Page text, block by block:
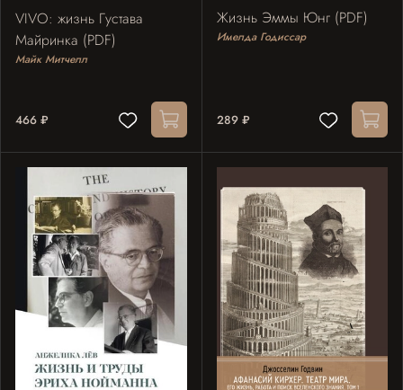
VIVO: жизнь Густава
Майринка (PDF)
Майк Митчелл
466 ₽
Жизнь Эммы Юнг (PDF)
Имелда Годиссар
289 ₽